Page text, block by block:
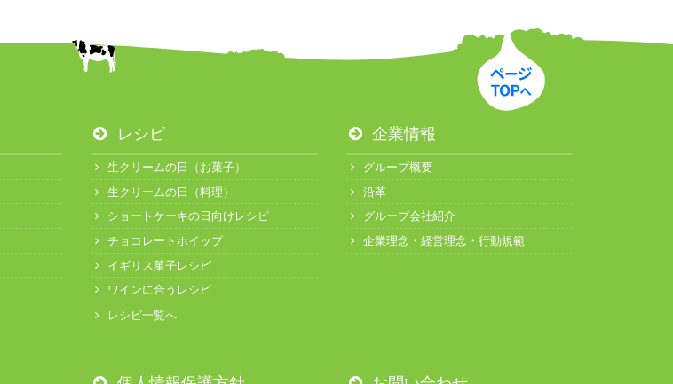
レシピ
生クリームの日（お菓子）
生クリームの日（料理）
ショートケーキの日向けレシピ
チョコレートホイップ
イギリス菓子レシピ
ワインに合うレシピ
レシピ一覧へ
企業情報
グループ概要
沿革
グループ会社紹介
企業理念・経営理念・行動規範